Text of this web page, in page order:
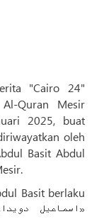
"Cairo 24"
2025, buat
oleh
Basit Abdul
Basit berlaku